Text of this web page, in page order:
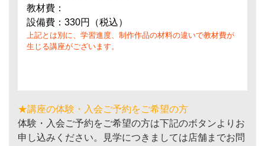
教材費：
設備費：330円（税込）
上記とは別に、学習進度、制作作品の材料の違いで教材費が
生じる講座がございます。
★講座の体験・入会ご予約をご希望の方
体験・入会ご予約をご希望の方は下記のボタンよりお
申し込みください。見学につきましては店舗までお問